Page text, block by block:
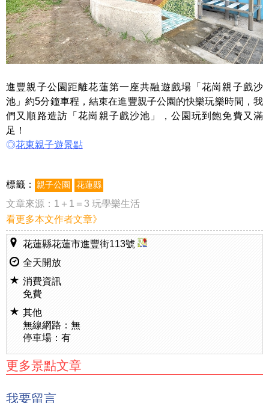
進豐親子公園距離花蓮第一座共融遊戲場「花崗親子戲沙
池」約5分鐘車程，結束在進豐親子公園的快樂玩樂時間，我
們又順路造訪「花崗親子戲沙池」，公園玩到飽免費又滿
足！
◎花東親子遊景點
標籤： 親子公園 花蓮縣
文章來源： 1＋1＝3 玩學樂生活
看更多本文作者文章》
花蓮縣花蓮市進豐街113號
全天開放
消費資訊
免費
其他
無線網路：無
停車場：有
更多景點文章
我要留言